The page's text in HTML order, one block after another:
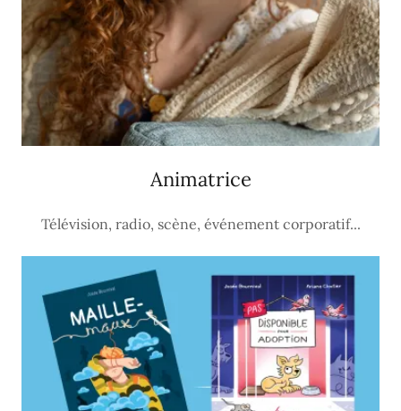
Animatrice
Télévision, radio, scène, événement corporatif...